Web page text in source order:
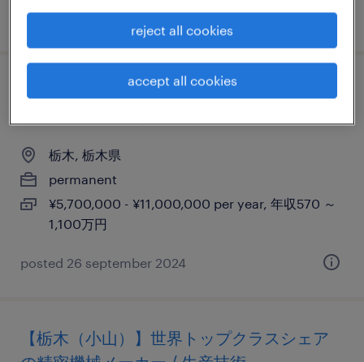
posted 5 september 2024
【栃木】東証プライム上場メーカー / 生産技
栃木, 栃木県
permanent
¥5,700,000 - ¥11,000,000 per year, 年収570 ～
1,100万円
posted 26 september 2024
【栃木（小山）】世界トップクラスシェア
reject all cookies
accept all cookies